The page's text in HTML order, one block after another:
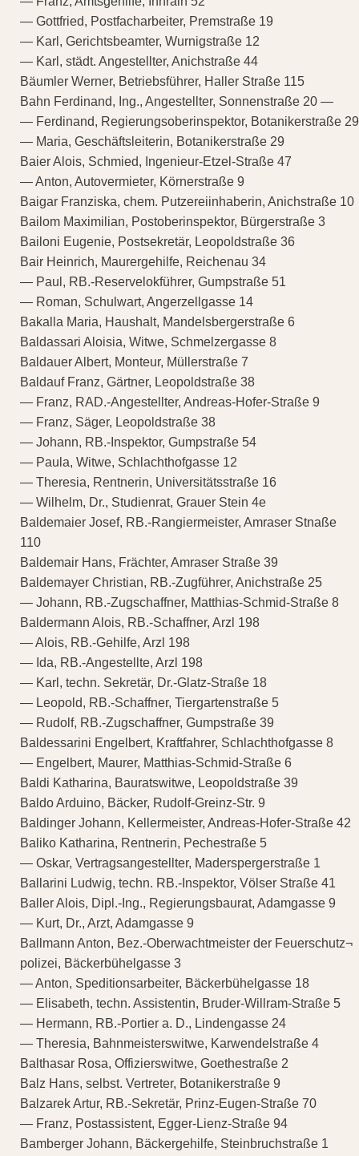
— Gottfried, Postfacharbeiter, Premstraße 19
— Karl, Gerichtsbeamter, Wurnigstraße 12
— Karl, städt. Angestellter, Anichstraße 44
Bäumler Werner, Betriebsführer, Haller Straße 115
Bahn Ferdinand, Ing., Angestellter, Sonnenstraße 20 —
— Ferdinand, Regierungsoberinspektor, Botanikerstraße 29
— Maria, Geschäftsleiterin, Botanikerstraße 29
Baier Alois, Schmied, Ingenieur-Etzel-Straße 47
— Anton, Autovermieter, Körnerstraße 9
Baigar Franziska, chem. Putzereiinhaberin, Anichstraße 10
Bailom Maximilian, Postoberinspektor, Bürgerstraße 3
Bailoni Eugenie, Postsekretär, Leopoldstraße 36
Bair Heinrich, Maurergehilfe, Reichenau 34
— Paul, RB.-Reservelokführer, Gumpstraße 51
— Roman, Schulwart, Angerzellgasse 14
Bakalla Maria, Haushalt, Mandelsbergerstraße 6
Baldassari Aloisia, Witwe, Schmelzergasse 8
Baldauer Albert, Monteur, Müllerstraße 7
Baldauf Franz, Gärtner, Leopoldstraße 38
— Franz, RAD.-Angestellter, Andreas-Hofer-Straße 9
— Franz, Säger, Leopoldstraße 38
— Johann, RB.-Inspektor, Gumpstraße 54
— Paula, Witwe, Schlachthofgasse 12
— Theresia, Rentnerin, Universitätsstraße 16
— Wilhelm, Dr., Studienrat, Grauer Stein 4e
Baldemaier Josef, RB.-Rangiermeister, Amraser Stnaße
110
Baldemair Hans, Frächter, Amraser Straße 39
Baldemayer Christian, RB.-Zugführer, Anichstraße 25
— Johann, RB.-Zugschaffner, Matthias-Schmid-Straße 8
Baldermann Alois, RB.-Schaffner, Arzl 198
— Alois, RB.-Gehilfe, Arzl 198
— Ida, RB.-Angestellte, Arzl 198
— Karl, techn. Sekretär, Dr.-Glatz-Straße 18
— Leopold, RB.-Schaffner, Tiergartenstraße 5
— Rudolf, RB.-Zugschaffner, Gumpstraße 39
Baldessarini Engelbert, Kraftfahrer, Schlachthofgasse 8
— Engelbert, Maurer, Matthias-Schmid-Straße 6
Baldi Katharina, Bauratswitwe, Leopoldstraße 39
Baldo Arduino, Bäcker, Rudolf-Greinz-Str. 9
Baldinger Johann, Kellermeister, Andreas-Hofer-Straße 42
Baliko Katharina, Rentnerin, Pechestraße 5
— Oskar, Vertragsangestellter, Maderspergerstraße 1
Ballarini Ludwig, techn. RB.-Inspektor, Völser Straße 41
Baller Alois, Dipl.-Ing., Regierungsbaurat, Adamgasse 9
— Kurt, Dr., Arzt, Adamgasse 9
Ballmann Anton, Bez.-Oberwachtmeister der Feuerschutz¬
polizei, Bäckerbühelgasse 3
— Anton, Speditionsarbeiter, Bäckerbühelgasse 18
— Elisabeth, techn. Assistentin, Bruder-Willram-Straße 5
— Hermann, RB.-Portier a. D., Lindengasse 24
— Theresia, Bahnmeisterswitwe, Karwendelstraße 4
Balthasar Rosa, Offizierswitwe, Goethestraße 2
Balz Hans, selbst. Vertreter, Botanikerstraße 9
Balzarek Artur, RB.-Sekretär, Prinz-Eugen-Straße 70
— Franz, Postassistent, Egger-Lienz-Straße 94
Bamberger Johann, Bäckergehilfe, Steinbruchstraße 1